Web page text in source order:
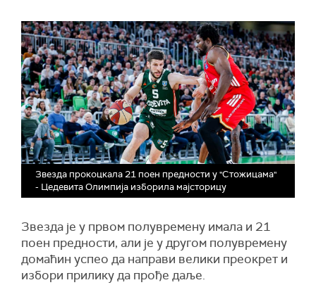
Звезда прокоцкала 21 поен предности у "Стожицама"
- Цедевита Олимпија изборила мајсторицу
Звезда је у првом полувремену имала и 21
поен предности, али је у другом полувремену
домаћин успео да направи велики преокрет и
избори прилику да прође даље.